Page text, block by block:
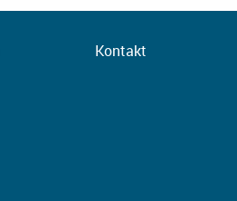
Kontakt